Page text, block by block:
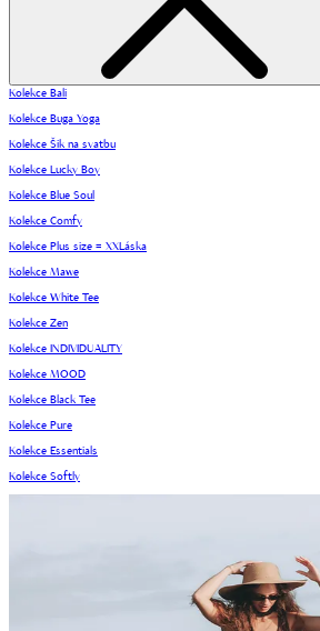
Kolekce Bali
Kolekce Buga Yoga
Kolekce Šik na svatbu
Kolekce Lucky Boy
Kolekce Blue Soul
Kolekce Comfy
Kolekce Plus size = XXLáska
Kolekce Mawe
Kolekce White Tee
Kolekce Zen
Kolekce INDIVIDUALITY
Kolekce MOOD
Kolekce Black Tee
Kolekce Pure
Kolekce Essentials
Kolekce Softly